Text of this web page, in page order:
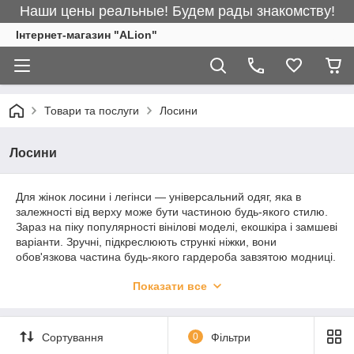
Наши цены реальные! Будем рады знакомству!
Інтернет-магазин "ALіon"
Товари та послуги Лосини
Лосини
Для жінок лосини і легінси — універсальний одяг, яка в
залежності від верху може бути частиною будь-якого стилю.
Зараз на піку популярності вінілові моделі, екошкіра і замшеві
варіанти. Зручні, підкреслюють стрункі ніжки, вони
обов'язкова частина будь-якого гардероба завзятою модниці.
цікавими варіантами, великим асортиментом. Доступна
Вінілові лосини і легінси для жінок
Показати все
Сортування 0 Фільтри